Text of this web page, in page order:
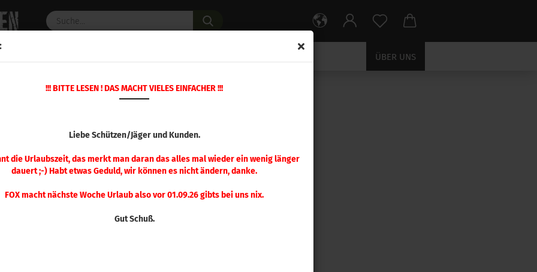
!!! BITTE LESEN ! DAS MACHT VIELES EINFACHER !!!
Liebe Schützen/Jäger und Kunden.
die Urlaubszeit, das merkt man daran das alles mal wieder ein wenig länger
dauert ;-) Habt etwas Geduld, wir können es nicht ändern, danke.
FOX macht nächste Woche Urlaub also vor 01.09.26 gibts bei uns nix.
Gut Schuß.
ÜBER UNS
Startseite » Geschosse » Hornady Geschosse
Sortieren nach
Sortieren nach